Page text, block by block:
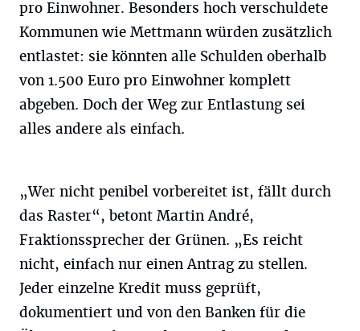
pro Einwohner. Besonders hoch verschuldete
Kommunen wie Mettmann würden zusätzlich
entlastet: sie könnten alle Schulden oberhalb
von 1.500 Euro pro Einwohner komplett
abgeben. Doch der Weg zur Entlastung sei
alles andere als einfach.
„Wer nicht penibel vorbereitet ist, fällt durch
das Raster“, betont Martin André,
Fraktionssprecher der Grünen. „Es reicht
nicht, einfach nur einen Antrag zu stellen.
Jeder einzelne Kredit muss geprüft,
dokumentiert und von den Banken für die